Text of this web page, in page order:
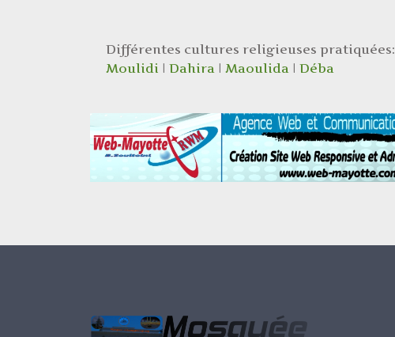
Différentes cultures religieuses pratiquées:
Moulidi | Dahira | Maoulida | Déba